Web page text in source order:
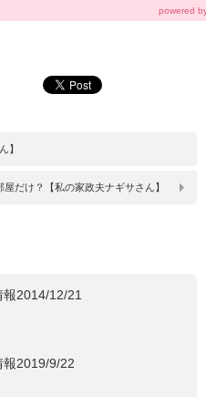
powered
】
だけ？【私の家政夫ナギサさん】
2014/12/21
報2019/9/22